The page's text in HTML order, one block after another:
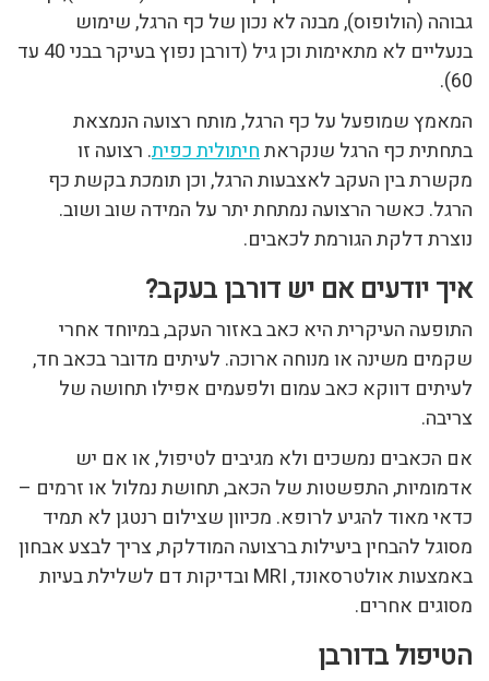
גבוהה (הולופוס), מבנה לא נכון של כף הרגל, שימוש
בנעליים לא מתאימות וכן גיל (דורבן נפוץ בעיקר בבני 40 עד
60).
המאמץ שמופעל על כף הרגל, מותח רצועה הנמצאת
בתחתית כף הרגל שנקראתחיתולית כפית. רצועה זו
מקשרת בין העקב לאצבעות הרגל, וכן תומכת בקשת כף
הרגל. כאשר הרצועה נמתחת יתר על המידה שוב ושוב.
נוצרת דלקת הגורמת לכאבים.
איך יודעים אם יש דורבן בעקב?
התופעה העיקרית היא כאב באזור העקב, במיוחד אחרי
שקמים משינה או מנוחה ארוכה. לעיתים מדובר בכאב חד,
לעיתים דווקא כאב עמום ולפעמים אפילו תחושה של
צריבה.
אם הכאבים נמשכים ולא מגיבים לטיפול, או אם יש
אדמומיות, התפשטות של הכאב, תחושת נמלול או זרמים –
כדאי מאוד להגיע לרופא. מכיוון שצילום רנטגן לא תמיד
מסוגל להבחין ביעילות ברצועה המודלקת, צריך לבצע אבחון
באמצעות אולטרסאונד, MRI ובדיקות דם לשלילת בעיות
מסוגים אחרים.
הטיפול בדורבן